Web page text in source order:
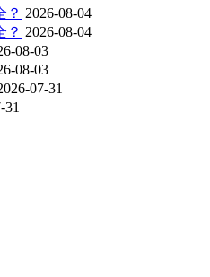
？ 2026-08-04
？ 2026-08-04
08-03
08-03
07-31
31